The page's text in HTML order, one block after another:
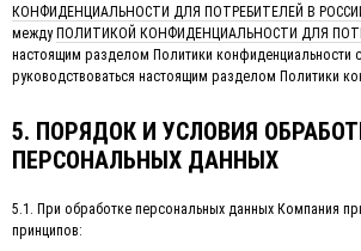
КОНФИДЕНЦИАЛЬНОСТИ ДЛЯ ПОТРЕБИТЕЛЕЙ В
междуПОЛИТИКОЙ КОНФИДЕНЦИАЛЬНОСТИ ДЛЯ
настоящим разделом Политики конфиденциальности
руководствоваться настоящим разделом Политики
5. ПОРЯДОК И УСЛОВИЯ
ПЕРСОНАЛЬНЫХ ДАННЫХ
5.1. При обработке персональных данных Компания
принципов: